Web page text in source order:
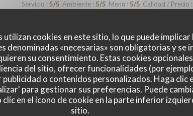
utilizan cookies en este sitio, lo que puede
denominadas «necesarias» son obligatorias y se
su consentimiento. Estas cookies
del sitio, ofrecer funcionalidades (por
o contenidos personalizados. Haga clic
para gestionar sus preferencias. Puede
en el icono de cookie en la parte inferior
sitio.
Servicio : 5/5 Ambiente: 5/5 Menú : 5/5 Calidad / Precio :
et Louise, que nous serons heureux de rééditer lors de
Servicio:5/5 Ambiente :5/5 Menú:5/5 Calidad / Precio: